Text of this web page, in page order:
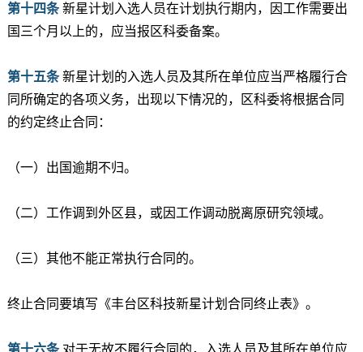
第十四条新星计划入选人员在计划执行期内，因工作需要出
国三个月以上的，应当报区科委备案。
第十五条新星计划的入选人员及其所在单位应当严格履行合
同所确定的各项义务，出现以下情况的，区科委将根据合同
的约定终止合同：
（一）出国逾期不归。
（二）工作调到外区县，或因工作调动脱离原研究领域。
（三）其他不能正常执行合同的。
终止合同要填写《丰台区科技新星计划合同终止表》。
第十六条对于无故不履行合同的，入选人员及其所在单位应